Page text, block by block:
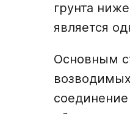
грунта
является
Основным